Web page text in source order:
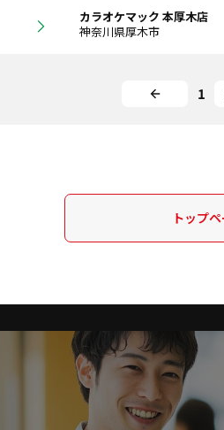
カラオケマック 本厚木店
神奈川県厚木市
1
トップ